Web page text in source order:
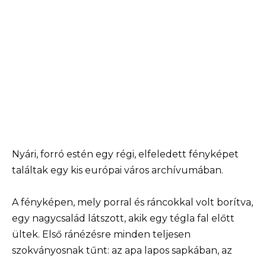
Nyári, forró estén egy régi, elfeledett fényképet
találtak egy kis európai város archívumában.
A fényképen, mely porral és ráncokkal volt borítva,
egy nagycsalád látszott, akik egy tégla fal előtt
ültek. Első ránézésre minden teljesen
szokványosnak tűnt: az apa lapos sapkában, az